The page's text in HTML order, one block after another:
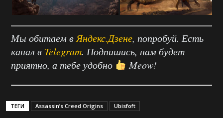
Мы обитаем в Яндекс.Дзене, попробуй. Есть
канал в Telegram. Подпишись, нам будет
приятно, а тебе удобно
Meow!
ТЕГИ Assassin’s Creed Origins Ubisfoft